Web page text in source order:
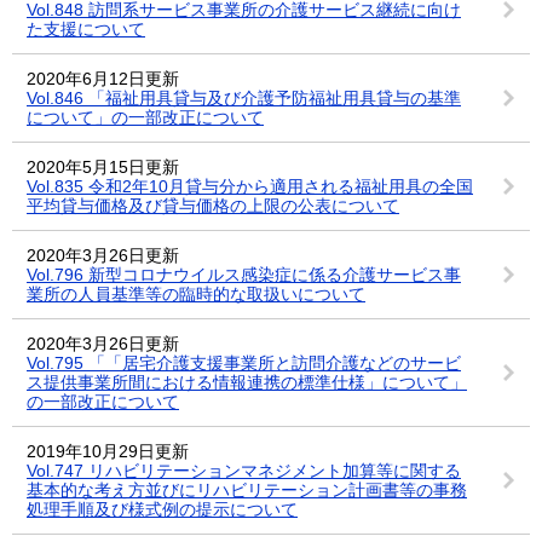
Vol.848 訪問系サービス事業所の介護サービス継続に向け
た支援について
2020年6月12日更新
Vol.846 「福祉用具貸与及び介護予防福祉用具貸与の基準
について」の一部改正について
2020年5月15日更新
Vol.835 令和2年10月貸与分から適用される福祉用具の全国
平均貸与価格及び貸与価格の上限の公表について
2020年3月26日更新
Vol.796 新型コロナウイルス感染症に係る介護サービス事
業所の人員基準等の臨時的な取扱いについて
2020年3月26日更新
Vol.795 「「居宅介護支援事業所と訪問介護などのサービ
ス提供事業所間における情報連携の標準仕様」について」
の一部改正について
2019年10月29日更新
Vol.747 リハビリテーションマネジメント加算等に関する
基本的な考え方並びにリハビリテーション計画書等の事務
処理手順及び様式例の提示について